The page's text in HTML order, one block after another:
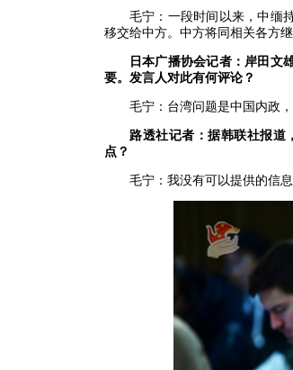
毛宁：一段时间以来，中缅
移交给中方。中方将同相关各方
日本广播协会记者：岸田文
要。发言人对此有何评论？
毛宁：台湾问题是中国内政
路透社记者：据韩联社报道
点？
毛宁：我没有可以提供的信息